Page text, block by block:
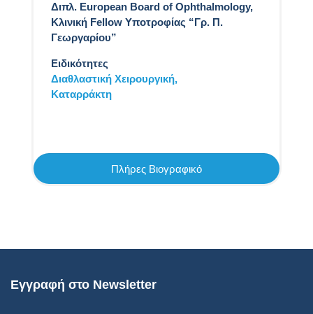
Διπλ. European Board of Ophthalmology,
Κλινική Fellow Υποτροφίας “Γρ. Π.
Γεωργαρίου”
Ειδικότητες
Διαθλαστική Χειρουργική,
Καταρράκτη
Πλήρες Βιογραφικό
Εγγραφή στο Newsletter